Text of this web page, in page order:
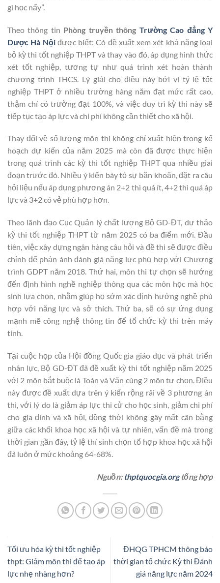
gì học nấy”.
Theo thông tin Phòng truyền thông Trường Cao đẳng Y
Dược Hà Nộiđược biết: Có đề xuất xem xét khả năng loại
bỏ kỳ thi tốt nghiệp THPT và thay vào đó, áp dụng hình thức
xét tốt nghiệp, tương tự như quá trình xét hoàn thành
chương trình THCS. Lý giải cho điều này bởi vì tỷ lệ tốt
nghiệp THPT ở nhiều trường hàng năm đạt mức rất cao,
thậm chí có trường đạt 100%, và việc duy trì kỳ thi này sẽ
tiếp tục tạo áp lực và chi phí không cần thiết cho xã hội.
Thay đổi về số lượng môn thi không chỉ xuất hiện trong kế
hoạch dự kiến của năm 2025 mà còn đã được thực hiện
trong quá trình các kỳ thi tốt nghiệp THPT qua nhiều giai
đoạn trước đó. Nhiều ý kiến bày tỏ sự băn khoăn, đặt ra câu
hỏi liệu nếu áp dụng phương án 2+2 thì quá ít, 4+2 thì quá áp
lực và 3+2 có vẻ phù hợp hơn.
Theo lãnh đạo Cục Quản lý chất lượng Bộ GD-ĐT, dự thảo
kỳ thi tốt nghiệp THPT từ năm 2025 có ba điểm mới. Đầu
tiên, việc xây dựng ngân hàng câu hỏi và đề thi sẽ được điều
chỉnh để phản ánh đánh giá năng lực phù hợp với Chương
trình GDPT năm 2018. Thứ hai, môn thi tự chọn sẽ hướng
đến định hình nghề nghiệp thông qua các môn học mà học
sinh lựa chọn, nhằm giúp họ sớm xác định hướng nghề phù
hợp với năng lực và sở thích. Thứ ba, sẽ có sự ứng dụng
mạnh mẽ công nghệ thông tin để tổ chức kỳ thi trên máy
tính.
Tại cuộc họp của Hội đồng Quốc gia giáo dục và phát triển
nhân lực, Bộ GD-ĐT đã đề xuất kỳ thi tốt nghiệp năm 2025
với 2 môn bắt buộc là Toán và Văn cùng 2 môn tự chọn. Điều
này được đề xuất dựa trên ý kiến rộng rãi về 3 phương án
thi, với lý do là giảm áp lực thi cử cho học sinh, giảm chi phí
cho gia đình và xã hội, đồng thời không gây mất cân bằng
giữa các khối khoa học xã hội và tự nhiên, vấn đề mà trong
thời gian gần đây, tỷ lệ thí sinh chọn tổ hợp khoa học xã hội
đã luôn ở mức khoảng 64-68%.
Nguồn: thptquocgia.orgtổng hợp
Tối ưu hóa kỳ thi tốt nghiệp
thpt: Giảm môn thi để tạo áp
lực nhẹ nhàng hơn?
ĐHQG TPHCM thông báo
thời gian tổ chức Kỳ thi Đánh
giá năng lực năm 2024